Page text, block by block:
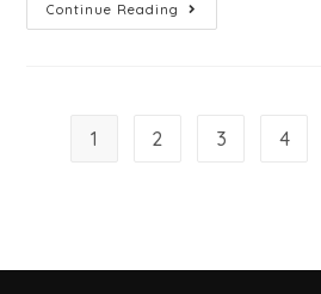
Continue Reading
1 2 3 4